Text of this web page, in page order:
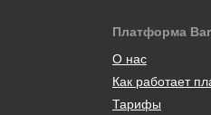
Платформа
О нас
Как работает
Тарифы